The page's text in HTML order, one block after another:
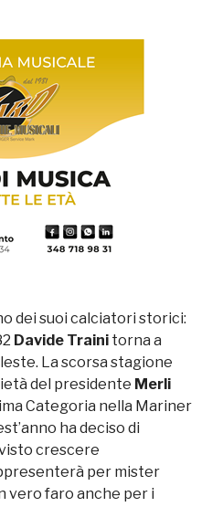
dei suoi calciatori storici:
Davide Trainitorna a
La scorsa stagione
del presidente Merli
Categoria nella Mariner
ha deciso di
crescere
per mister
vero faro anche per i